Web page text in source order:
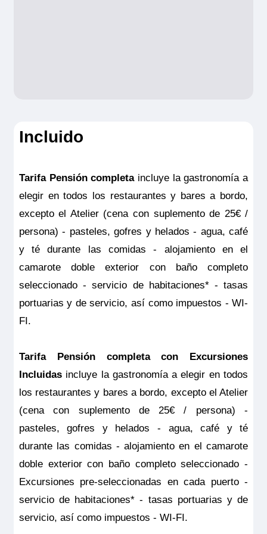
y deberá ser contratado y pagado en el
momento de la confirmación del viaje. Las
coberturas del seguro son válidas
solamente para los servicios contratados
en la propia agencia donde se emitió el
Incluido
Tarifa Pensión completaincluye la gastronomía a
elegir en todos los restaurantes y bares a bordo,
excepto el Atelier (cena con suplemento de 25€ /
persona) - pasteles, gofres y helados - agua, café
y té durante las comidas - alojamiento en el
camarote doble exterior con baño completo
seleccionado - servicio de habitaciones* - tasas
portuarias y de servicio, así como impuestos - WI-
FI.
Tarifa Pensión completa con Excursiones
Incluidasincluye la gastronomía a elegir en todos
los restaurantes y bares a bordo, excepto el Atelier
(cena con suplemento de 25€ / persona) -
pasteles, gofres y helados - agua, café y té
durante las comidas - alojamiento en el camarote
doble exterior con baño completo seleccionado -
Excursiones pre-seleccionadas en cada puerto -
servicio de habitaciones* - tasas portuarias y de
servicio, así como impuestos - WI-FI.